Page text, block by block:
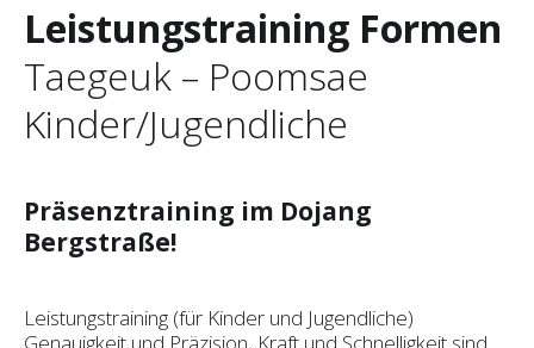
Leistungstraining Formen
Taegeuk – Poomsae
Kinder/Jugendliche
Präsenztraining im Dojang
Bergstraße!
Leistungstraining (für Kinder und Jugendliche)
Genauigkeit und Präzision, Kraft und Schnelligkeit sind